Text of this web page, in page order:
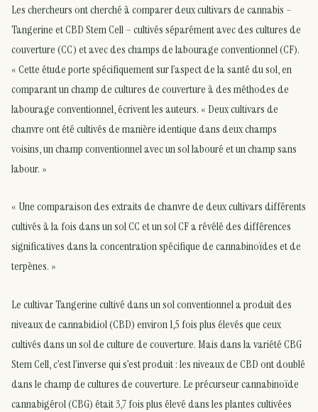
Les chercheurs ont cherché à comparer deux cultivars de cannabis –
Tangerine et CBD Stem Cell – cultivés séparément avec des cultures de
couverture (CC) et avec des champs de labourage conventionnel (CF).
« Cette étude porte spécifiquement sur l’aspect de la santé du sol, en
comparant un champ de cultures de couverture à des méthodes de
labourage conventionnel, écrivent les auteurs. « Deux cultivars de
chanvre ont été cultivés de manière identique dans deux champs
voisins, un champ conventionnel avec un sol labouré et un champ sans
labour. »
« Une comparaison des extraits de chanvre de deux cultivars différents
cultivés à la fois dans un sol CC et un sol CF a révélé des différences
significatives dans la concentration spécifique de cannabinoïdes et de
terpènes. »
Le cultivar Tangerine cultivé dans un sol conventionnel a produit des
niveaux de cannabidiol (CBD) environ 1,5 fois plus élevés que ceux
cultivés dans un sol de culture de couverture. Mais dans la variété CBG
Stem Cell, c’est l’inverse qui s’est produit : les niveaux de CBD ont doublé
dans le champ de cultures de couverture. Le précurseur cannabinoïde
cannabigérol (CBG) était 3,7 fois plus élevé dans les plantes cultivées